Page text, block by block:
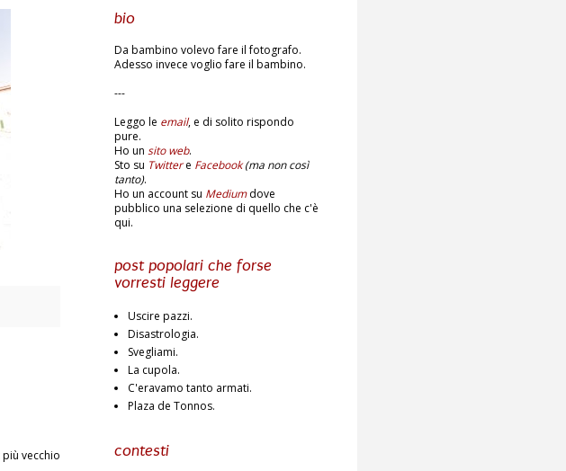
più vecchio
bio
Da bambino volevo fare il fotografo.
Adesso invece voglio fare il bambino.
---
Leggo le email, e di solito rispondo
pure.
Ho un sito web.
Sto su Twitter e Facebook(ma non così
tanto).
Ho un account su Mediumdove
pubblico una selezione di quello che c'è
qui.
post popolari che forse
vorresti leggere
Uscire pazzi.
Disastrologia.
Svegliami.
La cupola.
C'eravamo tanto armati.
Plaza de Tonnos.
contesti